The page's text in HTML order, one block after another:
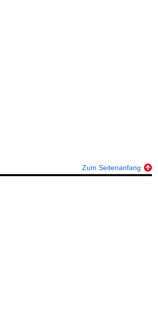
Zum Seitenanfang